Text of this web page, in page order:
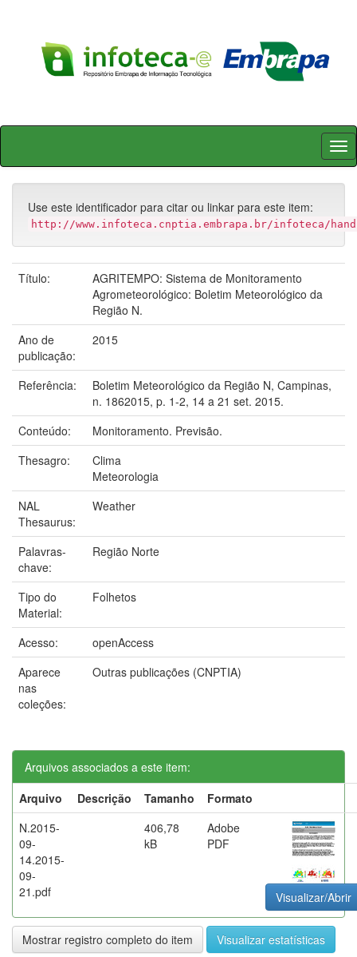
Skip
Use este identificador para citar ou linkar para este item:
http://www.infoteca.cnptia.embrapa.br/infoteca/
Título:
AGRITEMPO: Sistema de Monitoramento
Agrometeorológico: Boletim Meteorológico da
Região N.
Ano de
publicação:
2015
Referência:
Boletim Meteorológico da Região N, Campinas,
n. 1862015, p. 1-2, 14 a 21 set. 2015.
Conteúdo:
Monitoramento. Previsão.
Thesagro:
Clima
Meteorologia
NAL
Thesaurus:
Weather
Palavras-
chave:
Região Norte
Tipo do
Material:
Folhetos
Acesso:
openAccess
Aparece
nas
coleções:
Outras publicações (CNPTIA)
Arquivos associados a este item:
Arquivo
Descrição Tamanho
Formato
N.2015-
09-
14.2015-
09-
21.pdf
406,78
kB
Adobe
PDF
Visualizar/Abrir
Mostrar registro completo do item Visualizar estatísticas